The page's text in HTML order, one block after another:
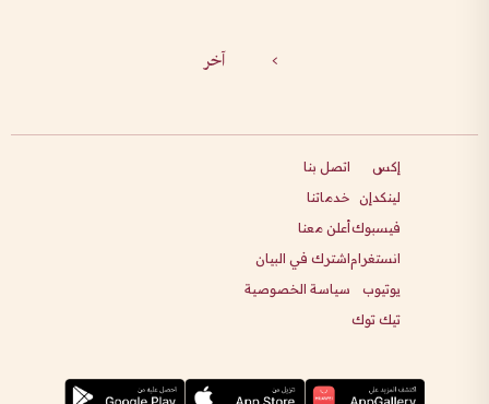
> آخر
إكس
لينكدإن
فيسبوك
انستغرام
يوتيوب
تيك توك
اتصل بنا
خدماتنا
أعلن معنا
اشترك في البيان
سياسة الخصوصية